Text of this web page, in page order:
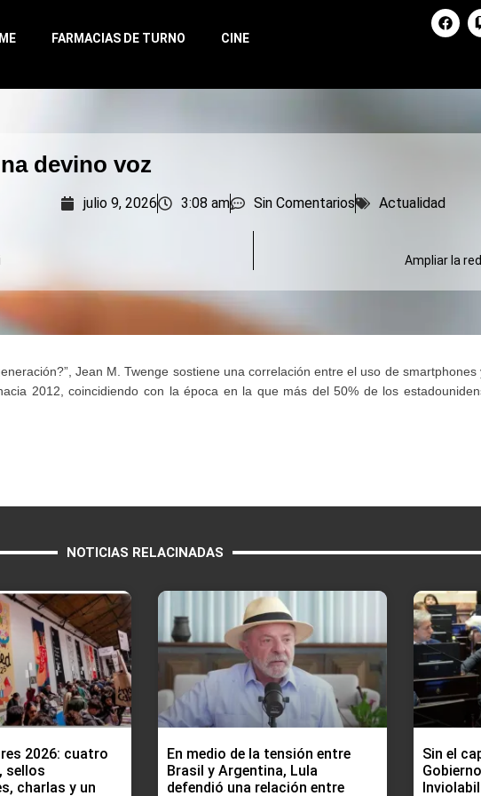
FARMACIAS DE TURNO CINE
devino voz
julio 9, 2026 3:08 am Sin Comentarios Actualidad
Ampliar la
Jean M. Twenge sostiene una correlación entre el uso de smartphones
2012, coincidiendo con la época en la que más del 50% de los
NOTICIAS RELACINADAS
2026: cuatro
sellos
charlas y un
En medio de la tensión entre
Brasil y Argentina, Lula
defendió una relación entre
Sin el